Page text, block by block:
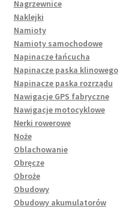
Nagrzewnice
Naklejki
Namioty
Namioty samochodowe
Napinacze łańcucha
Napinacze paska klinowego
Napinacze paska rozrządu
Nawigacje GPS fabryczne
Nawigacje motocyklowe
Nerki rowerowe
Noże
Oblachowanie
Obręcze
Obroże
Obudowy
Obudowy akumulatorów